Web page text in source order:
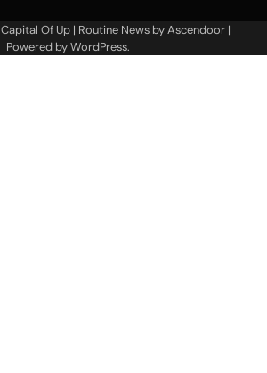
Capital Of Up | Routine News byAscendoor |
Powered byWordPress.